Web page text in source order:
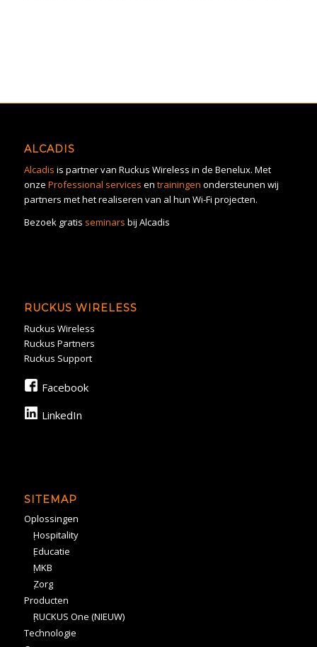
ALCADIS
Alcadis is partner van Ruckus Wireless in de Benelux. Met
onze Professional services en trainingen ondersteunen wij
partners met het realiseren van al hun Wi-Fi projecten.
Bezoek gratis seminars bij Alcadis
RUCKUS WIRELESS
Ruckus Wireless
Ruckus Partners
Ruckus Support
Facebook
LinkedIn
SITEMAP
Oplossingen
Hospitality
Educatie
MKB
Zorg
Producten
RUCKUS One (NIEUW)
Technologie